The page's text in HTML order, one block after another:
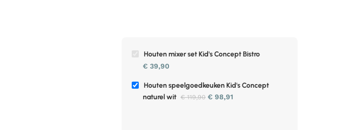
Houten mixer set Kid's Concept Bistro
€ 39,90
Houten speelgoedkeuken Kid's Concept
naturel wit €119,90 € 98,91